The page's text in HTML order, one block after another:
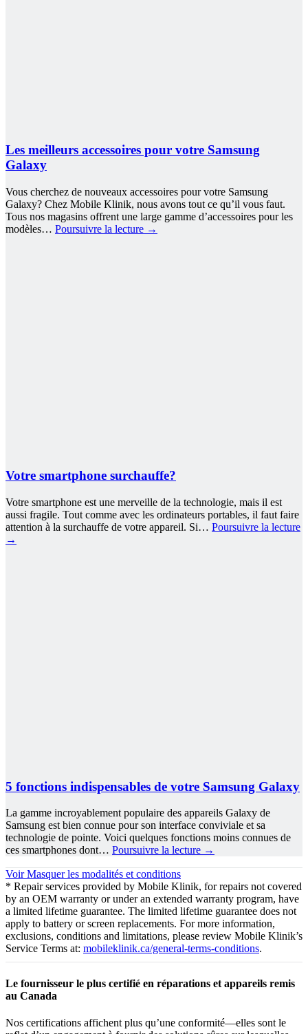
Les meilleurs accessoires pour votre Samsung
Galaxy
Vous cherchez de nouveaux accessoires pour votre Samsung
Galaxy? Chez Mobile Klinik, nous avons tout ce qu’il vous faut.
Tous nos magasins offrent une large gamme d’accessoires pour les
modèles… Poursuivre la lecture →
Votre smartphone surchauffe?
Votre smartphone est une merveille de la technologie, mais il est
aussi fragile. Tout comme avec les ordinateurs portables, il faut faire
attention à la surchauffe de votre appareil. Si… Poursuivre la lecture
→
5 fonctions indispensables de votre Samsung Galaxy
La gamme incroyablement populaire des appareils Galaxy de
Samsung est bien connue pour son interface conviviale et sa
technologie de pointe. Voici quelques fonctions moins connues de
ces smartphones dont… Poursuivre la lecture →
Voir Masquerles modalités et conditions
* Repair services provided by Mobile Klinik, for repairs not covered
by an OEM warranty or under an extended warranty program, have
a limited lifetime guarantee. The limited lifetime guarantee does not
apply to battery or screen replacements. For more information,
exclusions, conditions and limitations, please review Mobile Klinik’s
Service Terms at: mobileklinik.ca/general-terms-conditions.
Le fournisseur le plus certifié en réparations et appareils remis
au Canada
Nos certifications affichent plus qu’une conformité—elles sont le